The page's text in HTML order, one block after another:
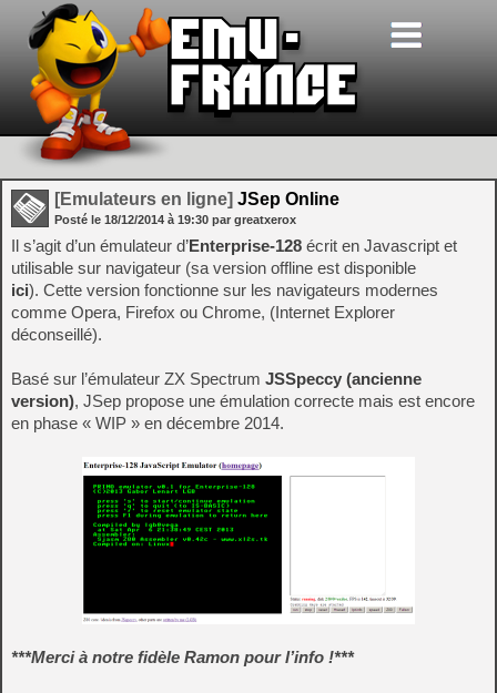
[Emulateurs en ligne] JSep Online
Posté le 18/12/2014 à 19:30 par greatxerox
Il s’agit d’un émulateur d’Enterprise-128 écrit en Javascript et
utilisable sur navigateur (sa version offline est disponible
ici). Cette version fonctionne sur les navigateurs modernes
comme Opera, Firefox ou Chrome, (Internet Explorer
déconseillé).
Basé sur l’émulateur ZX Spectrum JSSpeccy (ancienne
version), JSep propose une émulation correcte mais est encore
en phase « WIP » en décembre 2014.
***Merci à notre fidèle Ramon pour l’info !***